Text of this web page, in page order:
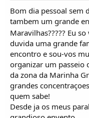
r
e
T
ó
p
i
c
o
s
í
o
Bom dia pessoal sem
tambem um grande
Maravilhas????? Eu
duvida uma grande
encontro e sou-vos
organizar um passeio
da zona da Marinha
grandes
quem sabe!
Desde ja os meus